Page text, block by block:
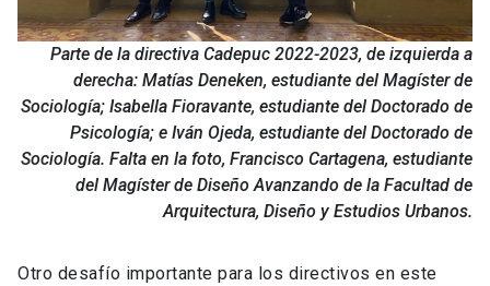
Parte de la directiva Cadepuc 2022-2023, de izquierda a
derecha: Matías Deneken, estudiante del Magíster de
Sociología; Isabella Fioravante, estudiante del Doctorado de
Psicología; e Iván Ojeda, estudiante del Doctorado de
Sociología. Falta en la foto, Francisco Cartagena, estudiante
del Magíster de Diseño Avanzando de la Facultad de
Arquitectura, Diseño y Estudios Urbanos.
Otro desafío importante para los directivos en este